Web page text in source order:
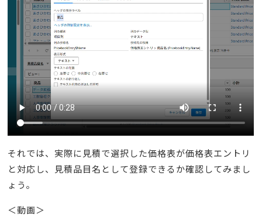
それでは、実際に見積で選択した価格表が価格表エントリ
と対応し、見積品目名として登録できるか確認してみまし
ょう。
＜動画＞